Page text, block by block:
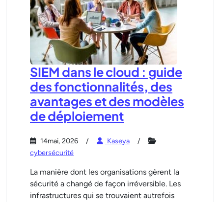
SIEM dans le cloud : guide
des fonctionnalités, des
avantages et des modèles
de déploiement
14mai, 2026
Kaseya
cybersécurité
La manière dont les organisations gèrent la
sécurité a changé de façon irréversible. Les
infrastructures qui se trouvaient autrefois